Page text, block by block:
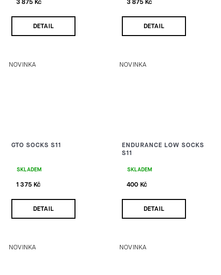
3 875 Kč
DETAIL
3 875 Kč
DETAIL
NOVINKA
GTO SOCKS S11
SKLADEM
1 375 Kč
DETAIL
NOVINKA
ENDURANCE LOW SOCKS
S11
SKLADEM
400 Kč
DETAIL
NOVINKA NOVINKA